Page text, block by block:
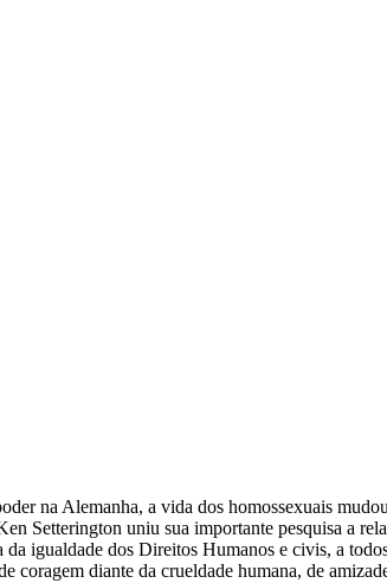
na Alemanha, a vida dos homossexuais
Setterington uniu sua importante pesquisa a
igualdade dos Direitos Humanos e civis, a
diante da crueldade humana, de